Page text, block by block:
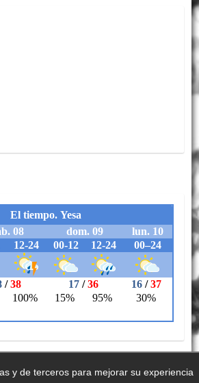
y de terceros para mejorar su experiencia